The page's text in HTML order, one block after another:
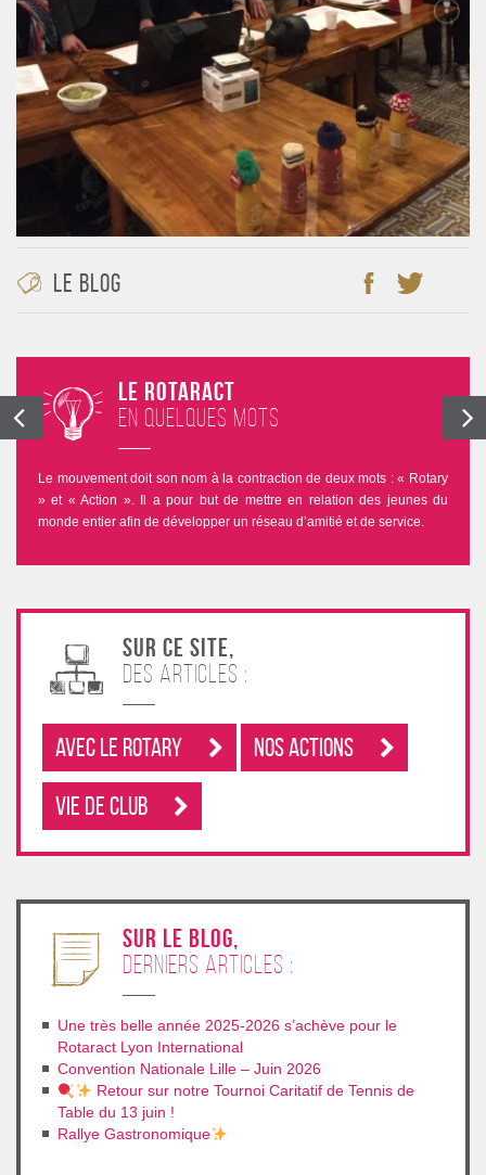
Le blog
Le Rotaract
en quelques mots
Le mouvement doit son nom à la contraction de deux mots : « Rotary
» et « Action ». Il a pour but de mettre en relation des jeunes du
monde entier afin de développer un réseau d’amitié et de service.
Sur ce site,
des articles :
Avec le rotary Nos Actions
Vie de club
sur le blog,
derniers articles :
Une très belle année 2025-2026 s’achève pour le
Rotaract Lyon International
Convention Nationale Lille – Juin 2026
Retour sur notre Tournoi Caritatif de Tennis de
Table du 13 juin !
Rallye Gastronomique